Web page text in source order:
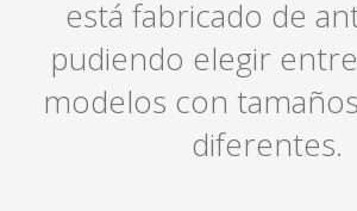
está fabricado de
pudiendo elegir
modelos con
diferentes.